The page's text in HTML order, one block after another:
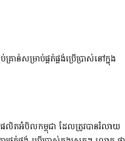
គ្រាន់​សម្រាប់​ផ្គត់ផ្គង់​ប្រើប្រាស់​នៅក្នុង​
ត​អំបិល​កម្ពុជា ដែល​ត្រូវបាន​រំលាយ​